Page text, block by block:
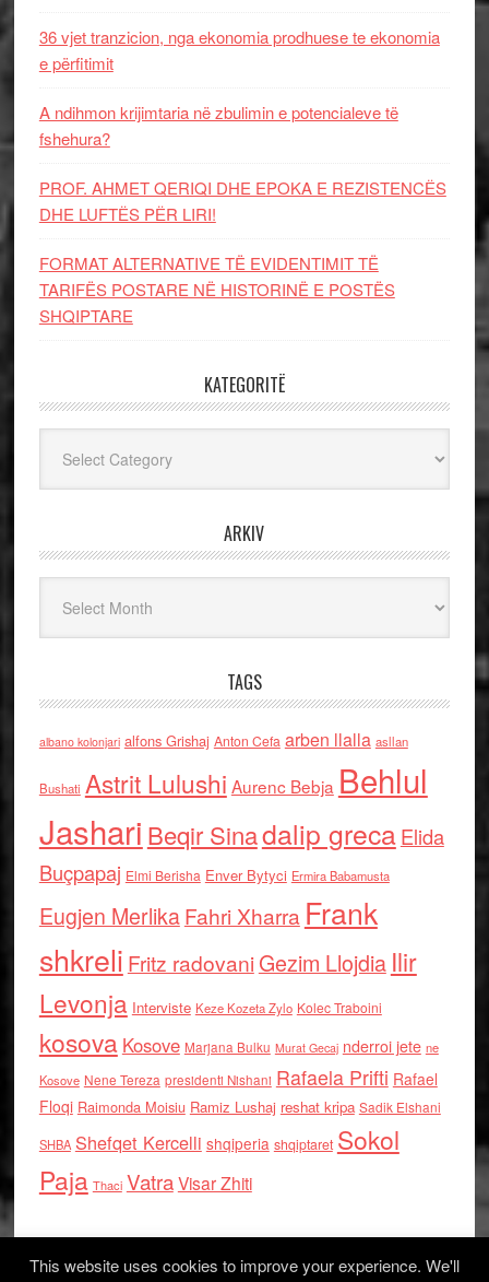
36 vjet tranzicion, nga ekonomia prodhuese te ekonomia
e përfitimit
A ndihmon krijimtaria në zbulimin e potencialeve të
fshehura?
PROF. AHMET QERIQI DHE EPOKA E REZISTENCЁS
DHE LUFTЁS PЁR LIRI!
FORMAT ALTERNATIVE TË EVIDENTIMIT TË
TARIFËS POSTARE NË HISTORINË E POSTËS
SHQIPTARE
KATEGORITË
ARKIV
TAGS
albano kolonjari alfons Grishaj Anton Cefa arben llalla asllan
Bushati Astrit Lulushi Aurenc Bebja Behlul
Jashari Beqir Sinadalip grecaElida
Buçpapaj Elmi Berisha Enver Bytyci Ermira Babamusta
Eugjen MerlikaFahri Xharra Frank
shkreli Fritz radovaniGezim Llojdia Ilir
Levonja Interviste Keze Kozeta Zylo Kolec Traboini
kosova Kosove Marjana Bulku Murat Gecaj nderroi jete ne
Kosove Nene Tereza presidenti Nishani Rafaela Prifti Rafael
Floqi Raimonda Moisiu Ramiz Lushaj reshat kripa Sadik Elshani
SHBA Shefqet Kercelli shqiperia shqiptaret Sokol
Paja Thaci VatraVisar Zhiti
This website uses cookies to improve your experience. We'll